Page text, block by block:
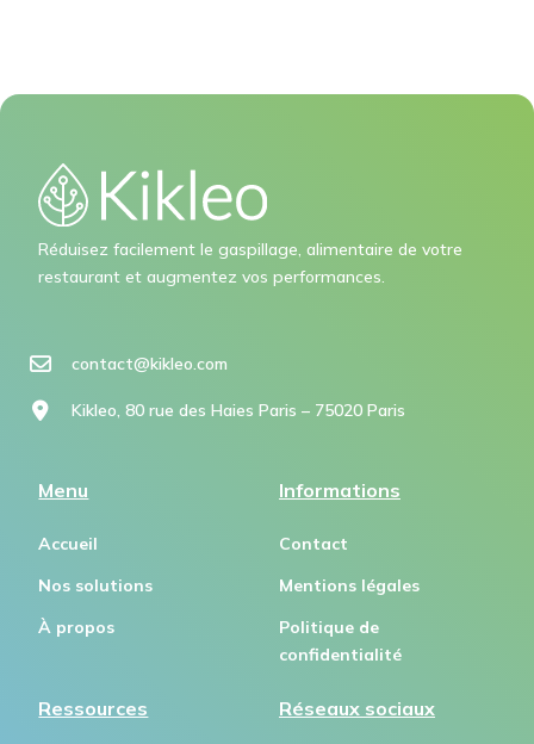
Réduisez facilement le gaspillage, alimentaire de votre
restaurant et augmentez vos performances.
contact@kikleo.com​
Kikleo, 80 rue des Haies Paris – 75020 Paris
Menu
Accueil
Nos solutions
À propos
Informations
Contact
Mentions légales
Politique de
confidentialité
Ressources Réseaux sociaux